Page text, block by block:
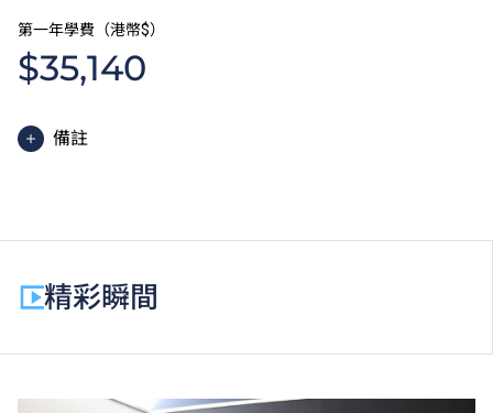
第一年學費（港幣$）
$35,140
備註
除學費外，學生須繳交其他費用如保證金及學生會年
費。
學費水平會每年檢討。課程第二年學費水平會因應通脹
精彩瞬間